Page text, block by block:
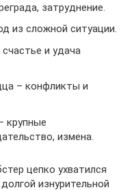
затруднение.
из сложной ситуации.
и удача
– конфликты и
крупные
измена.
цепко ухватился
изнурительной